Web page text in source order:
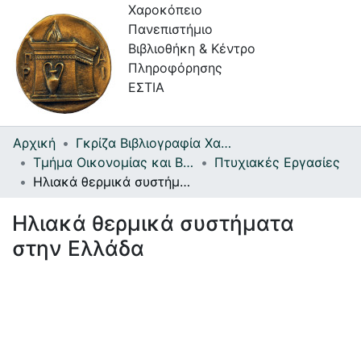
Χαροκόπειο
Πανεπιστήμιο
Βιβλιοθήκη & Κέντρο
Πληροφόρησης
ΕΣΤΙΑ
Συλλογές
Πλοήγηση στην Εστία
Στατιστικά
Πληροφορίες
Αρχική
Γκρίζα Βιβλιογραφία Χαροκοπείου Πανεπιστημίου
Τμήμα Οικονομίας και Βιώσιμης Ανάπτυξης
Πτυχιακές Εργασίες
Ηλιακά θερμικά συστήματα στην Ελλάδα
Ηλιακά θερμικά συστήματα
στην Ελλάδα